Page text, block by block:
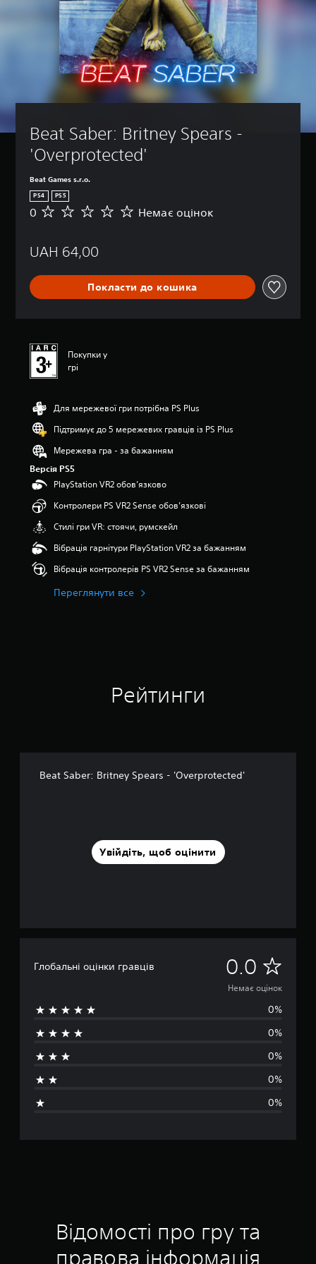
Beat Saber: Britney Spears -
'Overprotected'
Beat Games s.r.o.
PS4 PS5
Н
а
о
ц
0 Немає оцінок
UAH 64,00
Покласти до кошика
Покупки у
грі
Для мережевої гри потрібна PS Plus
Підтримує до 5 мережевих гравців із PS Plus
Мережева гра - за бажанням
Версія PS5
PlayStation VR2 обов’язково
Контролери PS VR2 Sense обов’язкові
Стилі гри VR: стоячи, румскейл
Вібрація гарнітури PlayStation VR2 за бажанням
Вібрація контролерів PS VR2 Sense за бажанням
Переглянути все
Рейтинги
Beat Saber: Britney Spears - 'Overprotected'
Увійдіть, щоб оцінити
Глобальні оцінки гравців 0.0 Н
е
м
о
і
к
Немає оцінок
0%
0%
0%
0%
0%
Відомості про гру та
правова інформація